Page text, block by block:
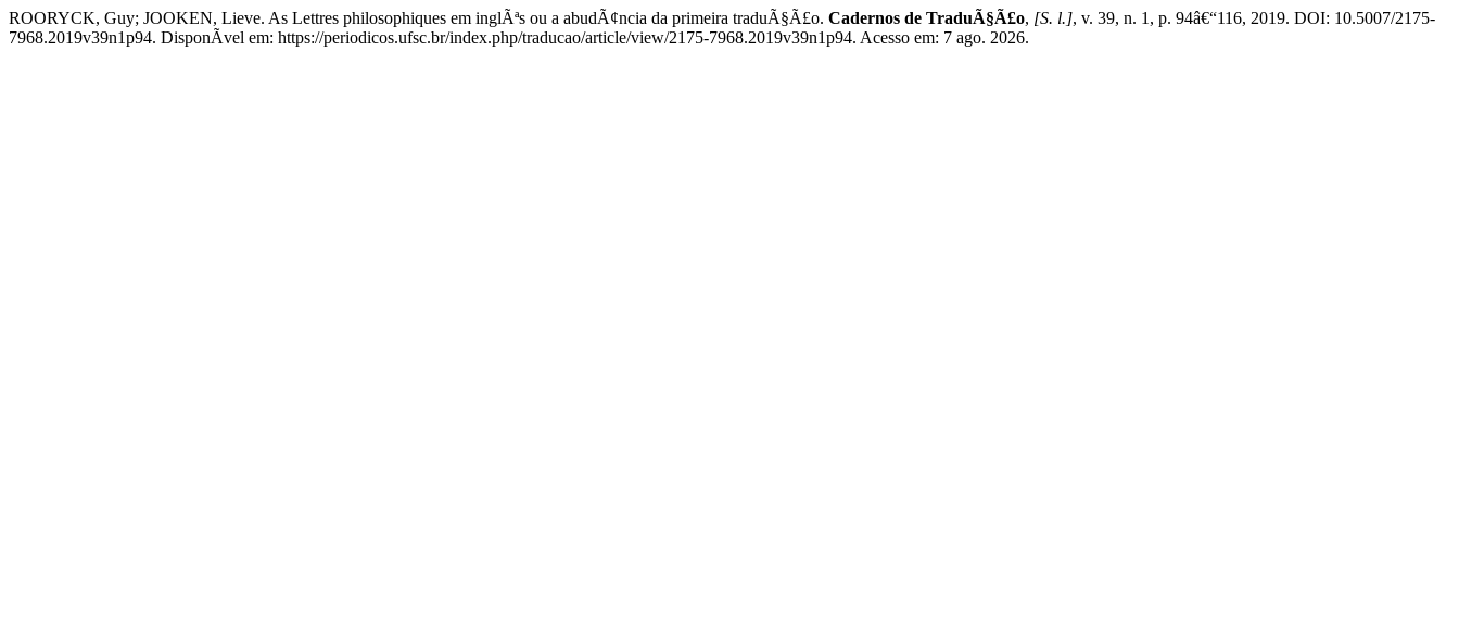
ROORYCK, Guy; JOOKEN, Lieve. As Lettres philosophiques em inglÃªs ou a abudÃ¢ncia da primeira traduÃ§Ã£o. Cadernos de TraduÃ§Ã£o, [S. l.], v. 39, n. 1, p. 94â€“116, 2019. DOI: 10.5007/2175-
7968.2019v39n1p94. DisponÃ­vel em: https://periodicos.ufsc.br/index.php/traducao/article/view/2175-7968.2019v39n1p94. Acesso em: 7 ago. 2026.